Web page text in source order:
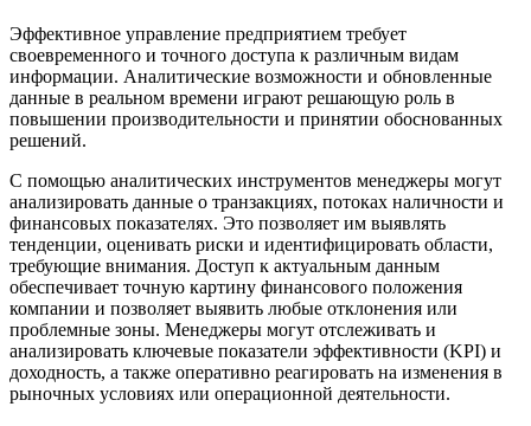
Эффективное управление предприятием требует
своевременного и точного доступа к различным видам
информации. Аналитические возможности и обновленные
данные в реальном времени играют решающую роль в
повышении производительности и принятии обоснованных
решений.
С помощью аналитических инструментов менеджеры могут
анализировать данные о транзакциях, потоках наличности и
финансовых показателях. Это позволяет им выявлять
тенденции, оценивать риски и идентифицировать области,
требующие внимания. Доступ к актуальным данным
обеспечивает точную картину финансового положения
компании и позволяет выявить любые отклонения или
проблемные зоны. Менеджеры могут отслеживать и
анализировать ключевые показатели эффективности (KPI) и
доходность, а также оперативно реагировать на изменения в
рыночных условиях или операционной деятельности.